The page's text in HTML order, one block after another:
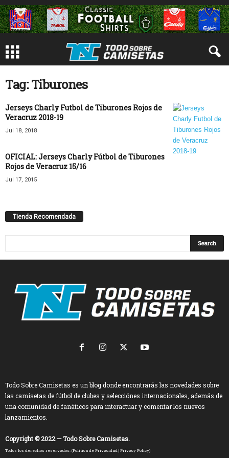
Tag: Tiburones
Jerseys Charly Futbol de Tiburones Rojos de
Veracruz 2018-19
Jul 18, 2018
OFICIAL: Jerseys Charly Fútbol de Tiburones
Rojos de Veracruz 15/16
Jul 17, 2015
Tienda Recomendada
Todo Sobre Camisetas es un blog donde encontrarás las novedades sobre
las camisetas de fútbol de clubes y selecciónes internacionales, además de
una comunidad de fanáticos para interactuar y comentar los nuevos
lanzamientos.
Copyright © 2022 — Todo Sobre Camisetas.
Todos los derechos reservados. (Política de Privacidad | Privacy Policy)